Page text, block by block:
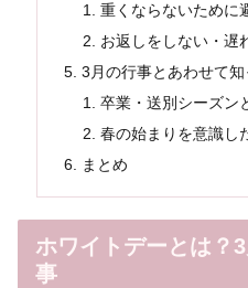
重くならないために
お返しをしない・遅
3月の行事とあわせて
卒業・送別シーズン
春の始まりを意識し
まとめ
ホワイトデーとは？
事